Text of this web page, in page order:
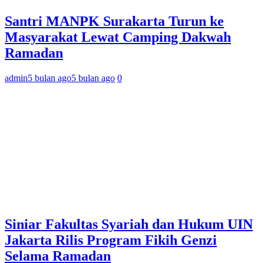
Santri MANPK Surakarta Turun ke
Masyarakat Lewat Camping Dakwah
Ramadan
admin5 bulan ago5 bulan ago 0
Siniar Fakultas Syariah dan Hukum UIN
Jakarta Rilis Program Fikih Genzi
Selama Ramadan